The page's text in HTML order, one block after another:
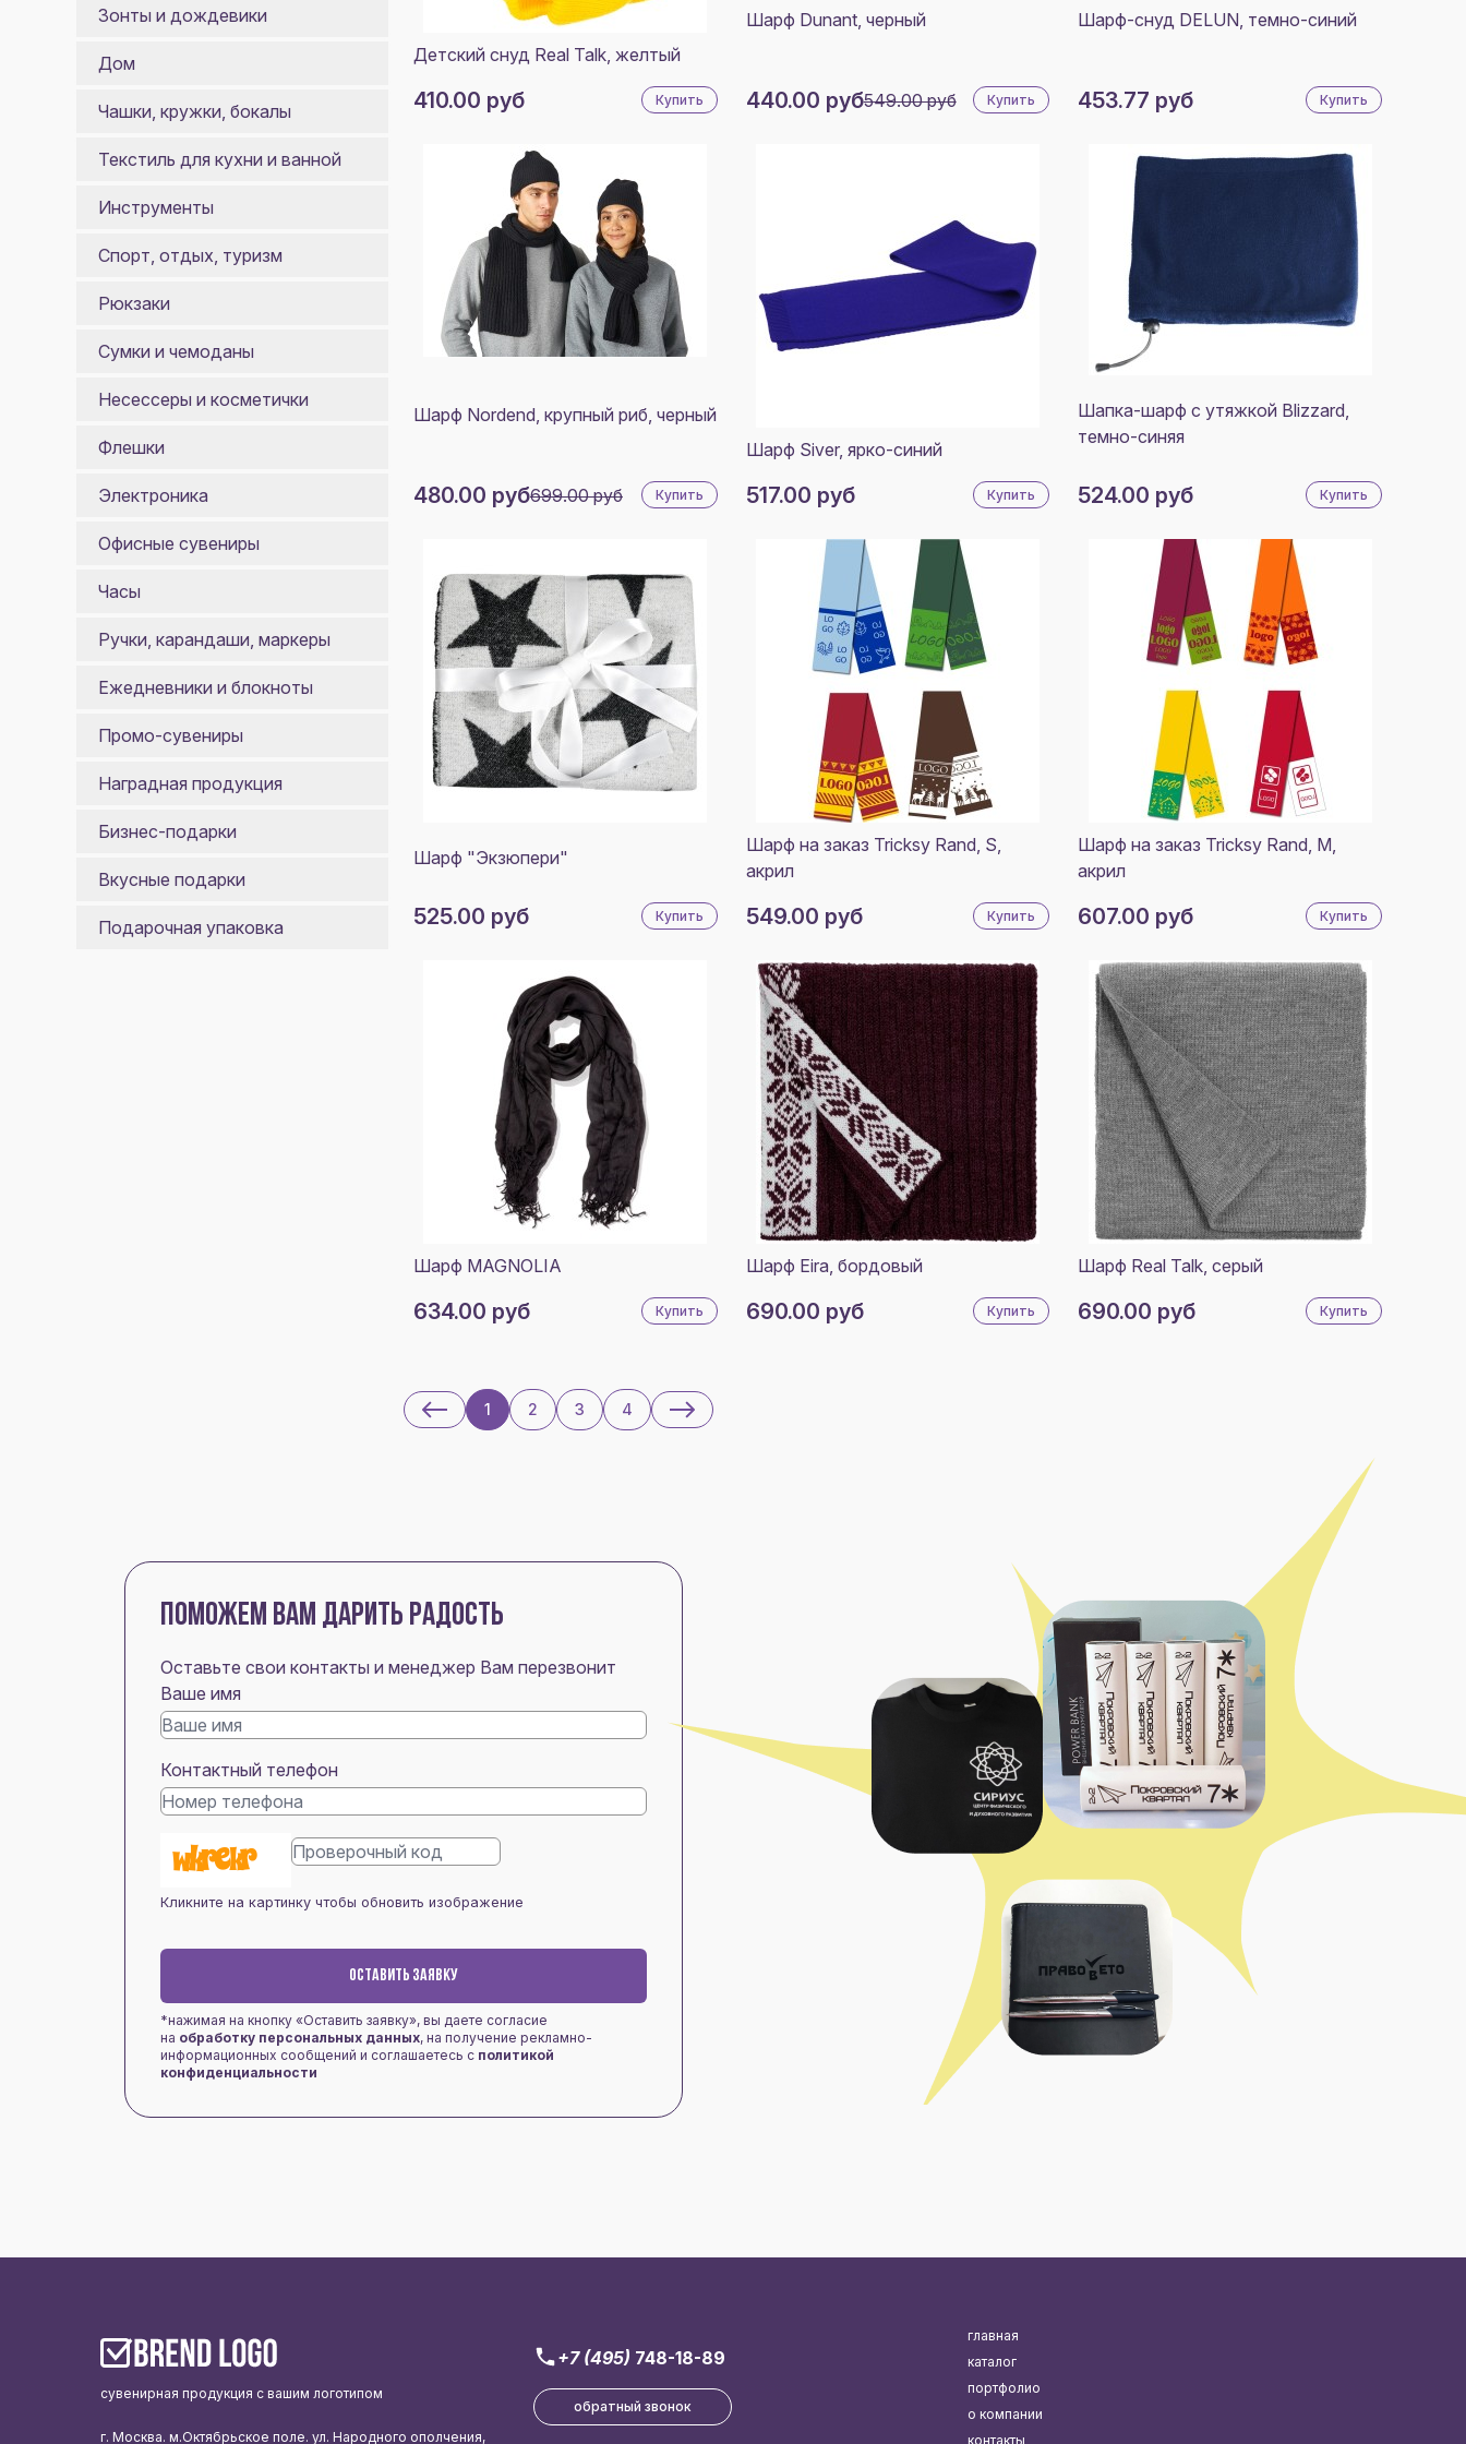
Зонты и дождевики
Дом
Чашки, кружки, бокалы
Текстиль для кухни и ванной
Инструменты
Спорт, отдых, туризм
Рюкзаки
Сумки и чемоданы
Несессеры и косметички
Флешки
Электроника
Офисные сувениры
Часы
Ручки, карандаши, маркеры
Ежедневники и блокноты
Промо-сувениры
Наградная продукция
Бизнес-подарки
Вкусные подарки
Подарочная упаковка
МЕЛАНЖ
РЕМУВКА -
ИСКУССТВЕННАЯ
- НЕТКАНЫЙ
(СПАНБОНД),
КОРОБКА - КАРТОН
Детский снуд Real Talk, желтый
410.00 руб Купить
Шарф Dunant, черный
440.00 руб549.00 руб Купить
Шарф-снуд DELUN, темно-синий
453.77 руб Купить
Шарф Nordend, крупный риб, черный
480.00 руб699.00 руб Купить
Шарф Siver, ярко-синий
517.00 руб Купить
Шапка-шарф с утяжкой Blizzard,
темно-синяя
524.00 руб Купить
Шарф "Экзюпери"
525.00 руб Купить
Шарф на заказ Tricksy Rand, S,
акрил
549.00 руб Купить
Шарф на заказ Tricksy Rand, M,
акрил
607.00 руб Купить
Шарф MAGNOLIA
634.00 руб Купить
Шарф Eira, бордовый
690.00 руб Купить
Шарф Real Talk, серый
690.00 руб Купить
1 2 3 4
ПОМОЖЕМ ВАМ ДАРИТЬ РАДОСТЬ
Оставьте свои контакты и менеджер Вам перезвонит
Ваше имя
Контактный телефон
Кликните на картинку чтобы обновить изображение
ОСТАВИТЬ ЗАЯВКУ
*нажимая на кнопку «Оставить заявку», вы даете согласие
на обработку персональных данных, на получение рекламно-
информационных сообщений и соглашаетесь с политикой
конфиденциальности
сувенирная продукция с вашим логотипом
г. Москва. м.Октябрьское поле. ул. Народного ополчения,
+7 (495) 748-18-89
обратный звонок
главная
каталог
портфолио
о компании
контакты